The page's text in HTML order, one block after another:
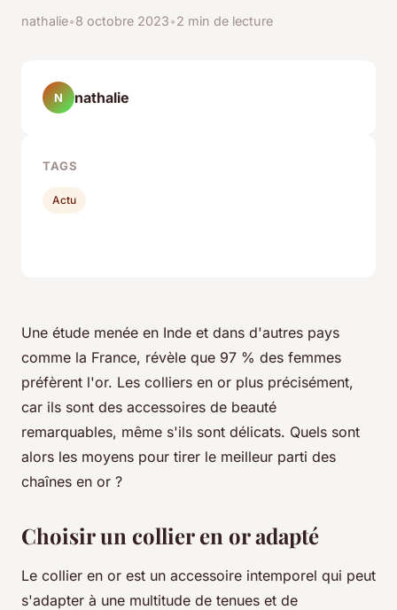
nathalie•8 octobre 2023•2 min de lecture
Une étude menée en Inde et dans d'autres pays
comme la France, révèle que 97 % des femmes
préfèrent l'or. Les colliers en or plus précisément,
car ils sont des accessoires de beauté
remarquables, même s'ils sont délicats. Quels sont
alors les moyens pour tirer le meilleur parti des
chaînes en or ?
Choisir un collier en or adapté
Le collier en or est un accessoire intemporel qui peut
s'adapter à une multitude de tenues et de
N nathalie
TAGS
Actu